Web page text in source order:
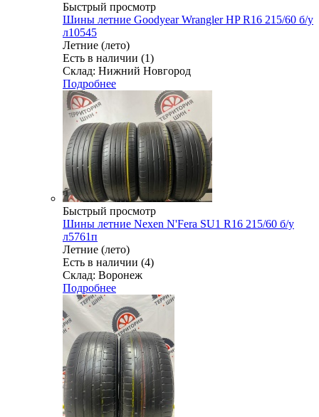
Быстрый просмотр
Шины летние Goodyear Wrangler HP R16 215/60 б/у
л10545
Летние (лето)
Есть в наличии (1)
Склад: Нижний Новгород
Подробнее
Быстрый просмотр
Шины летние Nexen N'Fera SU1 R16 215/60 б/у
л5761п
Летние (лето)
Есть в наличии (4)
Склад: Воронеж
Подробнее